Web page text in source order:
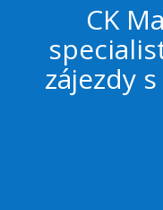
CK
zájezdy